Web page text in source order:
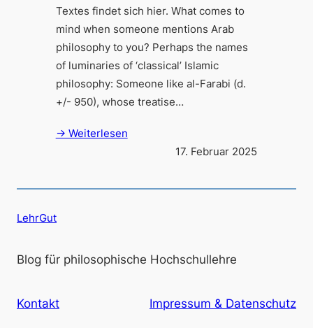
Textes findet sich hier. What comes to
mind when someone mentions Arab
philosophy to you? Perhaps the names
of luminaries of ‘classical’ Islamic
philosophy: Someone like al-Farabi (d.
+/- 950), whose treatise…
→ Weiterlesen
17. Februar 2025
LehrGut
Blog für philosophische Hochschullehre
Kontakt Impressum & Datenschutz